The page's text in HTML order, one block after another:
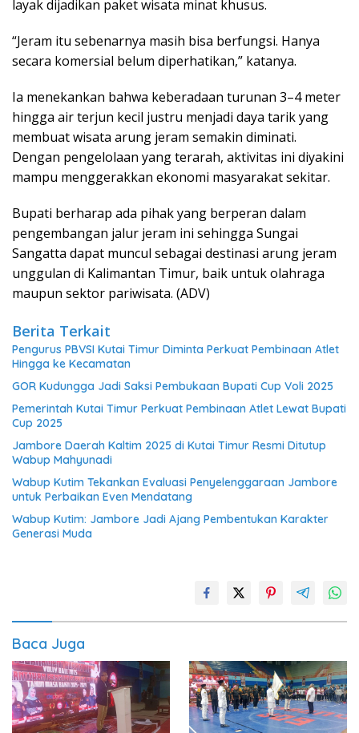
layak dijadikan paket wisata minat khusus.
“Jeram itu sebenarnya masih bisa berfungsi. Hanya
secara komersial belum diperhatikan,” katanya.
Ia menekankan bahwa keberadaan turunan 3–4 meter
hingga air terjun kecil justru menjadi daya tarik yang
membuat wisata arung jeram semakin diminati.
Dengan pengelolaan yang terarah, aktivitas ini diyakini
mampu menggerakkan ekonomi masyarakat sekitar.
Bupati berharap ada pihak yang berperan dalam
pengembangan jalur jeram ini sehingga Sungai
Sangatta dapat muncul sebagai destinasi arung jeram
unggulan di Kalimantan Timur, baik untuk olahraga
maupun sektor pariwisata. (ADV)
Berita Terkait
Pengurus PBVSI Kutai Timur Diminta Perkuat Pembinaan Atlet
Hingga ke Kecamatan
GOR Kudungga Jadi Saksi Pembukaan Bupati Cup Voli 2025
Pemerintah Kutai Timur Perkuat Pembinaan Atlet Lewat Bupati
Cup 2025
Jambore Daerah Kaltim 2025 di Kutai Timur Resmi Ditutup
Wabup Mahyunadi
Wabup Kutim Tekankan Evaluasi Penyelenggaraan Jambore
untuk Perbaikan Even Mendatang
Wabup Kutim: Jambore Jadi Ajang Pembentukan Karakter
Generasi Muda
Baca Juga